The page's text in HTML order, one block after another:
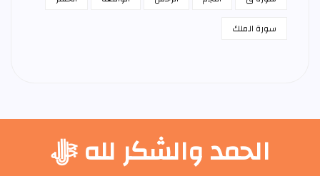
سورة الملك
الحمد والشكر لله ﷻ